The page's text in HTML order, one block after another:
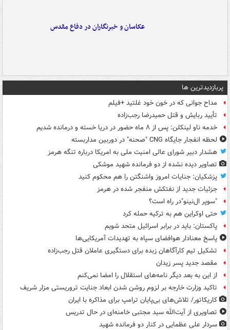
عکاسان و خبرنگاران در دفاع مقدس
پربازدیدترین ها
مداح جوانی که در خون خود غلتید +فیلم
تأیید ربایش و قتل حمیدرضا رجب‌زاده
خدمه ناو لینکلن: پس از ۸ ماه حضور در دریا خسته و درمانده‌ شدیم
لحظه انفجار جایگاه CNG "صحنه" در دوربین مداربسته
هشدار دبیر شورای عالی امنیت ملی به امریکا درباره تنگه هرمز
تصاویر دیده‌ نشده از دو فرمانده شهید موشکی
پزشکیان: جنایات امروز واشنگتن را هم محکوم کنید
جزئیات جدید از نفتکش منفجر شده در هرمز
"سوپر ال‌نینو"در راه است؟
حتی اوکراین هم به ترکیه حمله کرد
پاکستان: باید در برابر اسرائیل متحد شویم
پاسخ معنادار هوافضای سپاه به تهدیدات آمریکایی‌ها
تشکیل تیم کارآگاهان زبده برای دستگیری عاملان قتل رجب‌زاده
مقصد جدید پسر زیدان
از این به بعد دیگر نامه‌های استقلال را امضا نمی‌کنم
تاکید وزارت خارجه بر لزوم روشن شدن ابعاد جنایت تروریستی مزار شریف
کاریکاتور/ تلاش‌های بی‌پایان ترامپ برای مذاکره با ایران
تصاویری از آیت‌الله سید مجتبی خامنه‌ای در حال تدریس
سردار علی عظمایی در کنار دو فرمانده شهید